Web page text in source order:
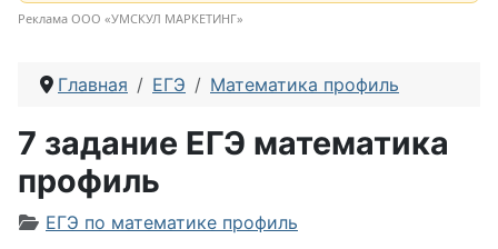
Реклама ООО «УМСКУЛ МАРКЕТИНГ»
Главная ЕГЭ Математика профиль
7 задание ЕГЭ математика
профиль
Информация о материале
ЕГЭ по математике профиль